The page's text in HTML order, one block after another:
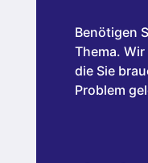
Benötigen
Thema.
die Sie
Problem